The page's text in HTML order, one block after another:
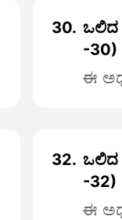
30. ಒಲಿದ
-30)
ಈ
32. ಒಲಿದ
-32)
ಈ